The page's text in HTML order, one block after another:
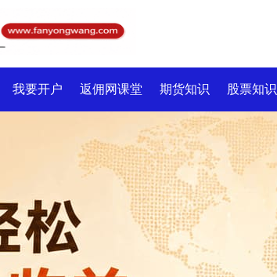
我要开户 返佣网课堂 期货知识 股票知识